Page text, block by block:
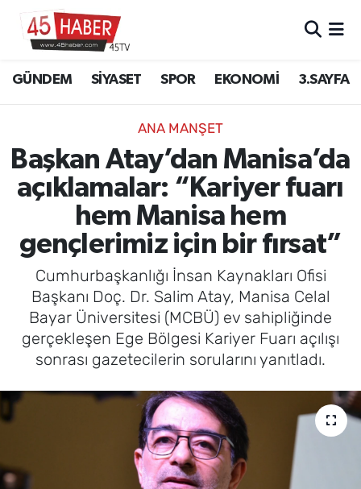
GÜNDEM SİYASET SPOR EKONOMİ 3.SAYFA
ANA MANŞET
Başkan Atay’dan Manisa’da
açıklamalar: “Kariyer fuarı
hem Manisa hem
gençlerimiz için bir fırsat”
Cumhurbaşkanlığı İnsan Kaynakları Ofisi
Başkanı Doç. Dr. Salim Atay, Manisa Celal
Bayar Üniversitesi (MCBÜ) ev sahipliğinde
gerçekleşen Ege Bölgesi Kariyer Fuarı açılışı
sonrası gazetecilerin sorularını yanıtladı.
SİYASET
EKONOMİ
3.SAYFA
EĞİTİM
SAĞLIK
YAŞAM
MAGAZİN
Manisa Hava Durumu
Manisa Trafik Yoğunluk Haritası
Süper Lig Puan Durumu ve Fikstür
Tüm Manşetler
Son Dakika Haberleri
Haber Arşivi